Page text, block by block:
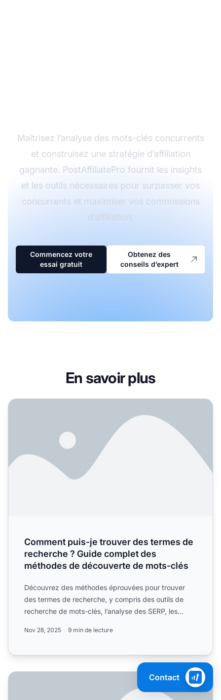
Maîtrisez l’analyse des mots-clés concurrents
et construisez une stratégie d’affiliation
gagnante. PostAffiliatePro fournit les insights
et les outils nécessaires pour surpasser vos
concurrents et maximiser vos commissions
d’affiliation.
Commencez votre
essai gratuit
Obtenez des
conseils d’expert
En savoir plus
Comment puis-je trouver des termes de recherche ?
Comment puis-je trouver des termes de
recherche ? Guide complet des
méthodes de découverte de mots-clés
Découvrez des méthodes éprouvées pour trouver
des termes de recherche, y compris des outils de
recherche de mots-clés, l’analyse des SERP, les
Nov 28, 2025 9 min de lecture
Comment puis-je trouver des mots-clés ? Guide complet
Contact